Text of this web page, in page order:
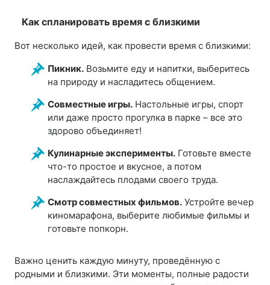
Как спланировать время с близкими
Вот несколько идей, как провести время с близкими:
Пикник. Возьмите еду и напитки, выберитесь
на природу и насладитесь общением.
Совместные игры. Настольные игры, спорт
или даже просто прогулка в парке – все это
здорово объединяет!
Кулинарные эксперименты. Готовьте вместе
что-то простое и вкусное, а потом
наслаждайтесь плодами своего труда.
Смотр совместных фильмов. Устройте вечер
киномарафона, выберите любимые фильмы и
готовьте попкорн.
Важно ценить каждую минуту, проведённую с
родными и близкими. Эти моменты, полные радости